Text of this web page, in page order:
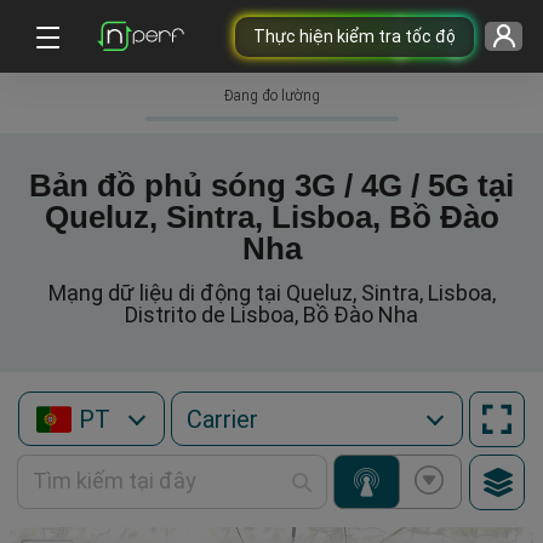
Thực hiện kiểm tra tốc độ
Đang đo lường
Bản đồ phủ sóng 3G / 4G / 5G tại
Queluz, Sintra, Lisboa, Bồ Đào
Nha
Mạng dữ liệu di động tại Queluz, Sintra, Lisboa,
Distrito de Lisboa, Bồ Đào Nha
PT